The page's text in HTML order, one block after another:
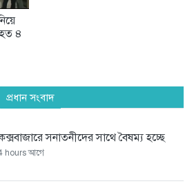
৪
প্রধান সংবাদ
সনাতনীদের সাথে বৈষম্য হচ্ছে
hours আগে